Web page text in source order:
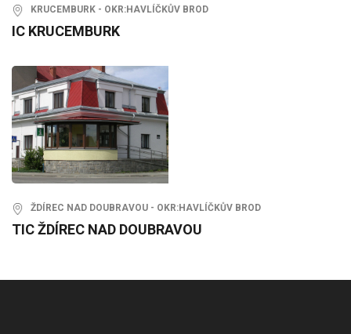
KRUCEMBURK - OKR:HAVLÍČKŮV BROD
IC KRUCEMBURK
ŽDÍREC NAD DOUBRAVOU - OKR:HAVLÍČKŮV BROD
TIC ŽDÍREC NAD DOUBRAVOU